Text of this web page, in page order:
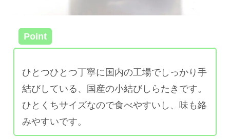
Point
ひとつひとつ丁寧に国内の工場でしっかり手
結びしている、国産の小結びしらたきです。
ひとくちサイズなので食べやすいし、味も絡
みやすいです。